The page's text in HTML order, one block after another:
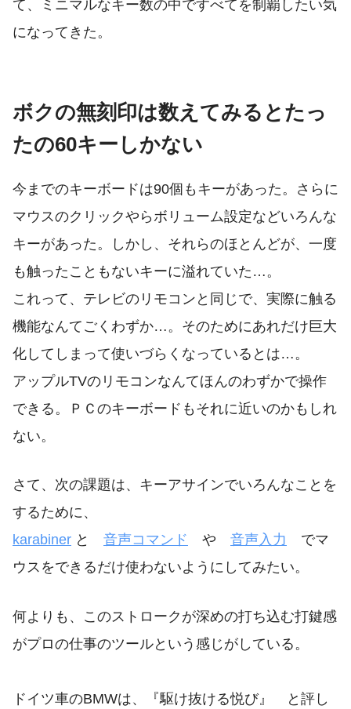
て、ミニマルなキー数の中ですべてを制覇したい気
になってきた。
ボクの無刻印は数えてみるとたっ
たの60キーしかない
今までのキーボードは90個もキーがあった。さらに
マウスのクリックやらボリューム設定などいろんな
キーがあった。しかし、それらのほとんどが、一度
も触ったこともないキーに溢れていた…。
これって、テレビのリモコンと同じで、実際に触る
機能なんてごくわずか…。そのためにあれだけ巨大
化してしまって使いづらくなっているとは…。
アップルTVのリモコンなんてほんのわずかで操作
できる。ＰＣのキーボードもそれに近いのかもしれ
ない。
さて、次の課題は、キーアサインでいろんなことを
するために、
karabiner と 音声コマンド や 音声入力 でマ
ウスをできるだけ使わないようにしてみたい。
何よりも、このストロークが深めの打ち込む打鍵感
がプロの仕事のツールという感じがしている。
ドイツ車のBMWは、『駆け抜ける悦び』 と評し